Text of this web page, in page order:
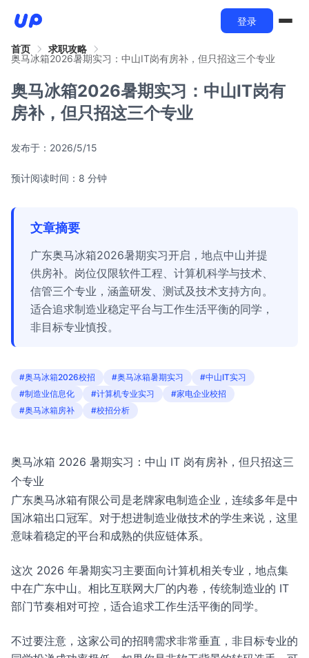
登录
首页
求职攻略
奥马冰箱2026暑期实习：中山IT岗有房补，但只招这三个专业
奥马冰箱2026暑期实习：中山IT岗有
房补，但只招这三个专业
发布于： 2026/5/15
预计阅读时间：8 分钟
文章摘要
广东奥马冰箱2026暑期实习开启，地点中山并提
供房补。岗位仅限软件工程、计算机科学与技术、
信管三个专业，涵盖研发、测试及技术支持方向。
适合追求制造业稳定平台与工作生活平衡的同学，
非目标专业慎投。
#奥马冰箱2026校招 #奥马冰箱暑期实习
#中山IT实习
#制造业信息化
#计算机专业实习
#家电企业校招
#奥马冰箱房补
#校招分析
奥马冰箱 2026 暑期实习：中山 IT 岗有房补，但只招这三
个专业
广东奥马冰箱有限公司是老牌家电制造企业，连续多年是中
国冰箱出口冠军。对于想进制造业做技术的学生来说，这里
意味着稳定的平台和成熟的供应链体系。
这次 2026 年暑期实习主要面向计算机相关专业，地点集
中在广东中山。相比互联网大厂的内卷，传统制造业的 IT
部门节奏相对可控，适合追求工作生活平衡的同学。
不过要注意，这家公司的招聘需求非常垂直，非目标专业的